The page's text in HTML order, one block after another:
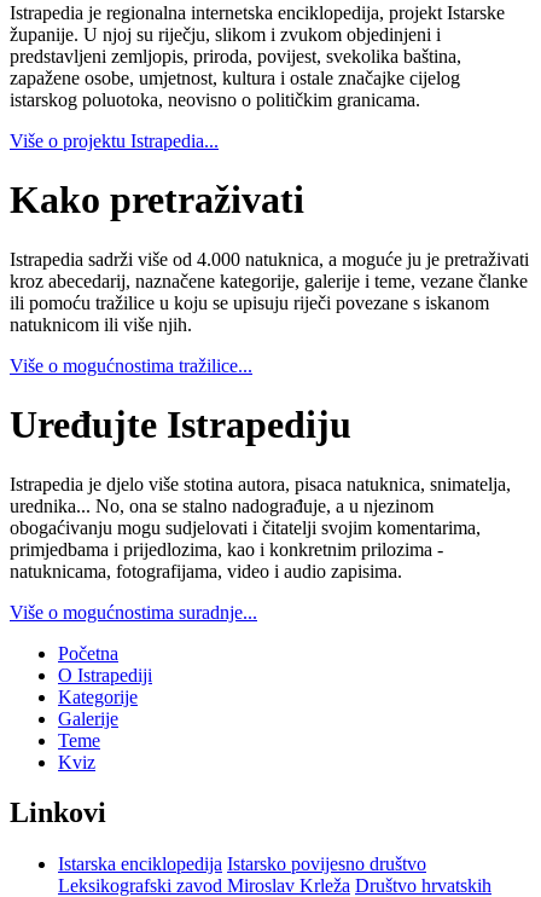
Istrapedia je regionalna internetska enciklopedija, projekt Istarske
županije. U njoj su riječju, slikom i zvukom objedinjeni i
predstavljeni zemljopis, priroda, povijest, svekolika baština,
zapažene osobe, umjetnost, kultura i ostale značajke cijelog
istarskog poluotoka, neovisno o političkim granicama.
Više o projektu Istrapedia...
Kako pretraživati
Istrapedia sadrži više od 4.000 natuknica, a moguće ju je pretraživati
kroz abecedarij, naznačene kategorije, galerije i teme, vezane članke
ili pomoću tražilice u koju se upisuju riječi povezane s iskanom
natuknicom ili više njih.
Više o mogućnostima tražilice...
Uređujte Istrapediju
Istrapedia je djelo više stotina autora, pisaca natuknica, snimatelja,
urednika... No, ona se stalno nadograđuje, a u njezinom
obogaćivanju mogu sudjelovati i čitatelji svojim komentarima,
primjedbama i prijedlozima, kao i konkretnim prilozima -
natuknicama, fotografijama, video i audio zapisima.
Više o mogućnostima suradnje...
Početna
O Istrapediji
Kategorije
Galerije
Teme
Kviz
Linkovi
Istarska enciklopedija Istarsko povijesno društvo
Leksikografski zavod Miroslav Krleža Društvo hrvatskih